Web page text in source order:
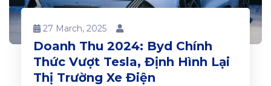
27 March, 2025
Doanh Thu 2024: Byd Chính
Thức Vượt Tesla, Định Hình Lại
Thị Trường Xe Điện